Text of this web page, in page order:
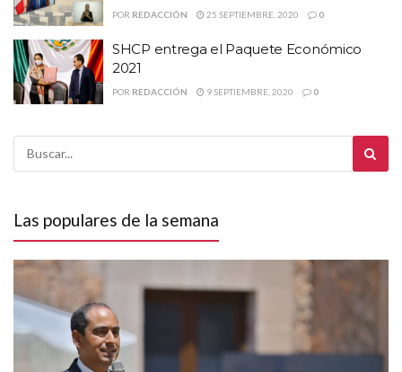
POR REDACCIÓN 25 SEPTIEMBRE, 2020 0
SHCP entrega el Paquete Económico
2021
POR REDACCIÓN 9 SEPTIEMBRE, 2020 0
Las populares de la semana